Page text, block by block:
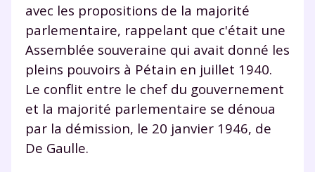
avec les propositions de la majorité
parlementaire, rappelant que c'était une
Assemblée souveraine qui avait donné les
pleins pouvoirs à Pétain en juillet 1940.
Le conflit entre le chef du gouvernement
et la majorité parlementaire se dénoua
par la démission, le 20 janvier 1946, de
De Gaulle.